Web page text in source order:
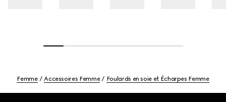
Femme Accessoires Femme Foulards en soie et Écharpes Femme